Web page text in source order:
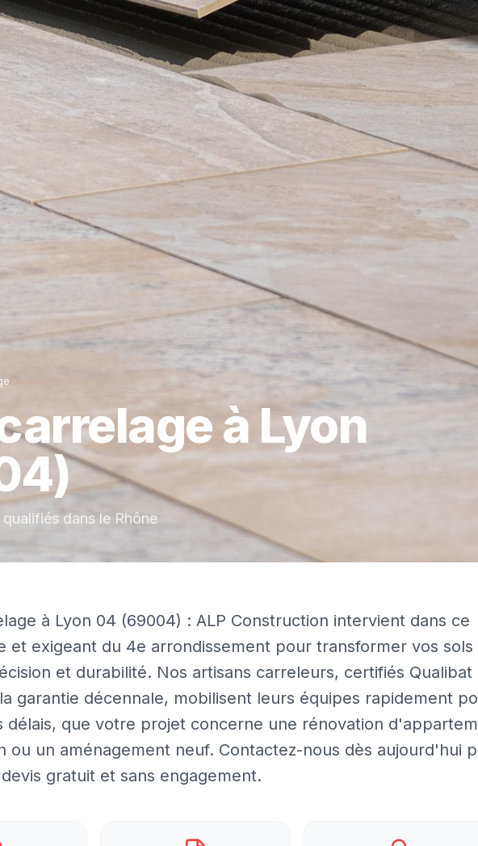
à Lyon
dans le Rhône
à Lyon 04 (69004) : ALP Construction intervient dans ce
et exigeant du 4e arrondissement pour transformer vos sols
et durabilité. Nos artisans carreleurs, certifiés Qualibat
garantie décennale, mobilisent leurs équipes rapidement
délais, que votre projet concerne une rénovation
ou un aménagement neuf. Contactez-nous dès aujourd'hui
gratuit et sans engagement.